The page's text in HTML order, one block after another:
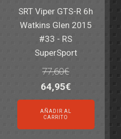
SRT Viper GTS-R 6h
Watkins Glen 2015
#33 - RS
SuperSport
77,60€
El
precio
original
era:
64,95€El
precio
actual
es:
AÑADIR AL
CARRITO